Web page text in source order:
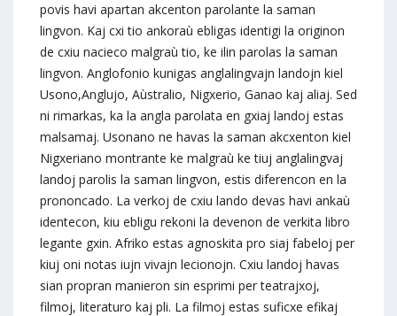
povis havi apartan akcenton parolante la saman
lingvon. Kaj cxi tio ankoraù ebligas identigi la originon
de cxiu nacieco malgraù tio, ke ilin parolas la saman
lingvon. Anglofonio kunigas anglalingvajn landojn kiel
Usono,Anglujo, Aùstralio, Nigxerio, Ganao kaj aliaj. Sed
ni rimarkas, ka la angla parolata en gxiaj landoj estas
malsamaj. Usonano ne havas la saman akcxenton kiel
Nigxeriano montrante ke malgraù ke tiuj anglalingvaj
landoj parolis la saman lingvon, estis diferencon en la
prononcado. La verkoj de cxiu lando devas havi ankaù
identecon, kiu ebligu rekoni la devenon de verkita libro
legante gxin. Afriko estas agnoskita pro siaj fabeloj per
kiuj oni notas iujn vivajn lecionojn. Cxiu landoj havas
sian propran manieron sin esprimi per teatrajxoj,
filmoj, literaturo kaj pli. La filmoj estas suficxe efikaj